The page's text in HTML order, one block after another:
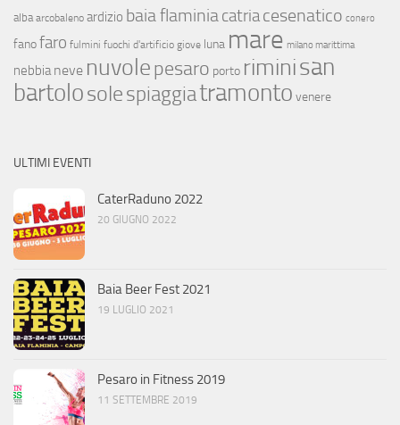
alba arcobaleno ardizio baia flaminiacatriacesenatico conero
fanofaro fulmini fuochi d'artificio giove luna mare milano marittima
nebbia neve nuvolepesaro porto riminisan
bartolosolespiaggiatramonto venere
ULTIMI EVENTI
CaterRaduno 2022
20 GIUGNO 2022
Baia Beer Fest 2021
19 LUGLIO 2021
Pesaro in Fitness 2019
11 SETTEMBRE 2019